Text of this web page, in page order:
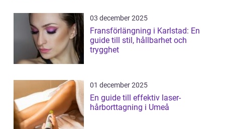
03 december 2025
Fransförlängning i Karlstad: En
guide till stil, hållbarhet och
trygghet
01 december 2025
En guide till effektiv laser-
hårborttagning i Umeå